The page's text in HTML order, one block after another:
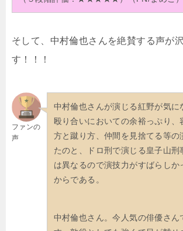
そして、中村倫也さんを絶賛する声が
す！！！
ファンの
声
中村倫也さんが演じる紅野が気に
殴り合いにおいての余裕っぷり、
方と蹴り方、仲間を見捨てる等の
たのと、ドロ刑で演じる皇子山刑
は異なるので演技力がすばらしか
からである。
中村倫也さん。今人気の俳優さん